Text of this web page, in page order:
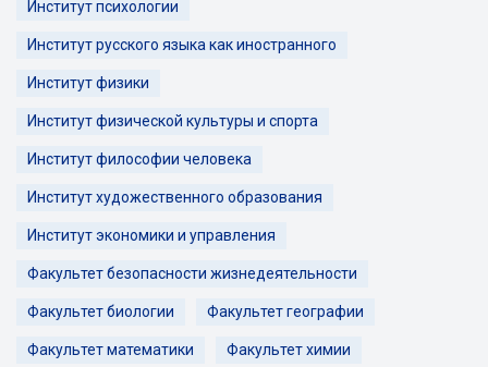
Институт психологии
Институт русского языка как иностранного
Институт физики
Институт физической культуры и спорта
Институт философии человека
Институт художественного образования
Институт экономики и управления
Факультет безопасности жизнедеятельности
Факультет биологии Факультет географии
Факультет математики Факультет химии